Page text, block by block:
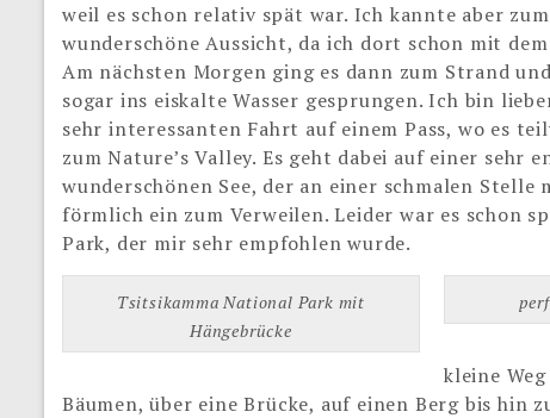
weil es schon relativ spät war. Ich kannte aber
wunderschöne Aussicht, da ich dort schon mit
Am nächsten Morgen ging es dann zum Strand
sogar ins eiskalte Wasser gesprungen. Ich bin
sehr interessanten Fahrt auf einem Pass, wo es
zum Nature’s Valley. Es geht dabei auf einer
wunderschönen See, der an einer schmalen
förmlich ein zum Verweilen. Leider war es schon
Park, der mir sehr empfohlen wurde.
Tsitsikamma National Park mit
Hängebrücke
kleine
Bäumen, über eine Brücke, auf einen Berg bis